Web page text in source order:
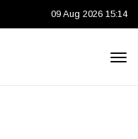
09 Aug 2026 15:14